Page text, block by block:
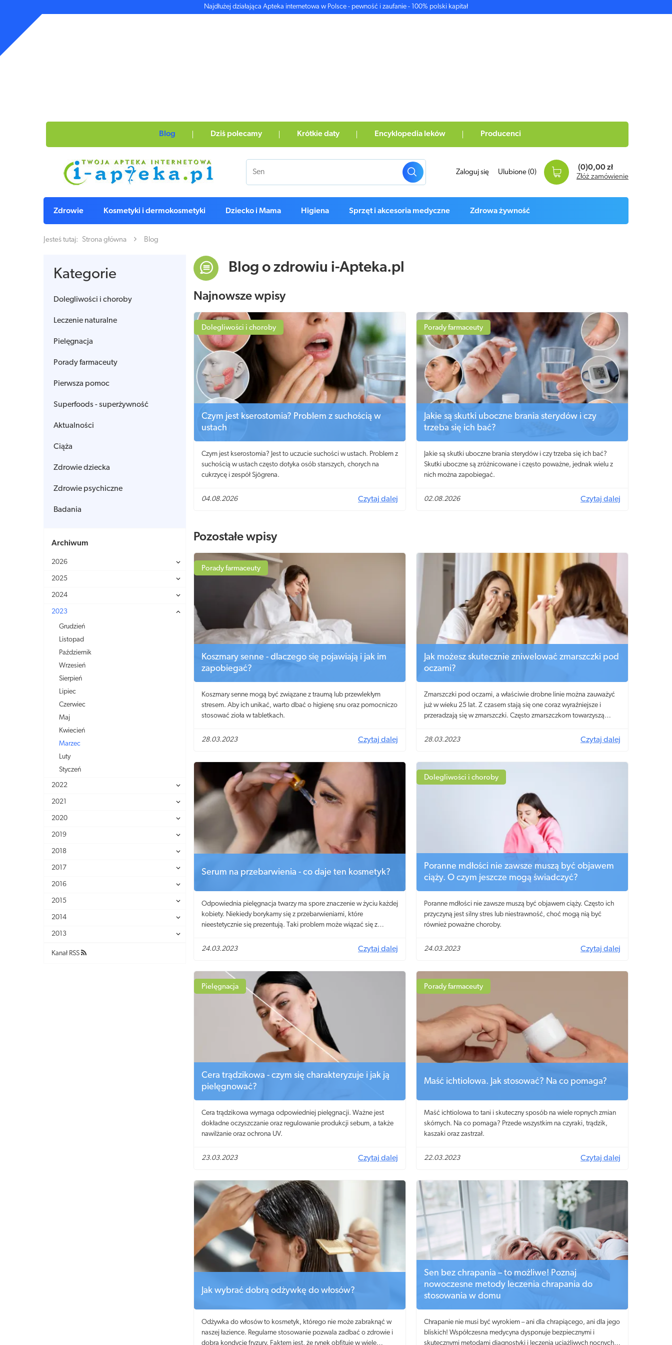
Najdłużej działająca Apteka internetowa w Polsce - pewność i zaufanie - 100% polski kapitał
Blog Dziś polecamy Krótkie daty Encyklopedia leków Producenci
Zaloguj się Ulubione (0)
(0)0,00 zł
Złóż zamówienie
Zdrowie Kosmetyki i dermokosmetyki Dziecko i Mama Higiena Sprzęt i akcesoria medyczne Zdrowa żywność
Jesteś tutaj: Strona główna Blog
Kategorie
Dolegliwości i choroby
Leczenie naturalne
Pielęgnacja
Porady farmaceuty
Pierwsza pomoc
Superfoods - superżywność
Aktualności
Ciąża
Zdrowie dziecka
Zdrowie psychiczne
Badania
Archiwum
2026
2025
2024
2023
Grudzień
Listopad
Październik
Wrzesień
Sierpień
Lipiec
Czerwiec
Maj
Kwiecień
Marzec
Luty
Styczeń
2022
2021
2020
2019
2018
2017
2016
2015
2014
2013
Kanał RSS
Blog o zdrowiu i-Apteka.pl
Najnowsze wpisy
Dolegliwości i choroby
Czym jest kserostomia? Problem z suchością w
ustach
Czym jest kserostomia? Jest to uczucie suchości w ustach. Problem z
suchością w ustach często dotyka osób starszych, chorych na
cukrzycę i zespół Sjögrena.
04.08.2026 Czytaj dalej
Porady farmaceuty
Jakie są skutki uboczne brania sterydów i czy
trzeba się ich bać?
Jakie są skutki uboczne brania sterydów i czy trzeba się ich bać?
Skutki uboczne są zróżnicowane i często poważne, jednak wielu z
nich można zapobiegać.
02.08.2026 Czytaj dalej
Pozostałe wpisy
Porady farmaceuty
Koszmary senne - dlaczego się pojawiają i jak im
zapobiegać?
Koszmary senne mogą być związane z traumą lub przewlekłym
stresem. Aby ich unikać, warto dbać o higienę snu oraz pomocniczo
stosować zioła w tabletkach.
28.03.2023 Czytaj dalej
Jak możesz skutecznie zniwelować zmarszczki pod
oczami?
Zmarszczki pod oczami, a właściwie drobne linie można zauważyć
już w wieku 25 lat. Z czasem stają się one coraz wyraźniejsze i
przeradzają się w zmarszczki. Często zmarszczkom towarzyszą
cienka i wrażliwa. Dziś podpowiemy, jak możesz skutecznie
28.03.2023 Czytaj dalej
Serum na przebarwienia - co daje ten kosmetyk?
Odpowiednia pielęgnacja twarzy ma spore znaczenie w życiu każdej
kobiety. Niekiedy borykamy się z przebarwieniami, które
nieestetycznie się prezentują. Taki problem może wiązać się z
jak zwalczać przebarwienia. Na szczęście z pomocą przychodzi
na rynku. Czym jest serum na przebarwienia?
24.03.2023 Czytaj dalej
Dolegliwości i choroby
Poranne mdłości nie zawsze muszą być objawem
ciąży. O czym jeszcze mogą świadczyć?
Poranne mdłości nie zawsze muszą być objawem ciąży. Często ich
przyczyną jest silny stres lub niestrawność, choć mogą nią być
również poważne choroby.
24.03.2023 Czytaj dalej
Pielęgnacja
Cera trądzikowa - czym się charakteryzuje i jak ją
pielęgnować?
Cera trądzikowa wymaga odpowiedniej pielęgnacji. Ważne jest
dokładne oczyszczanie oraz regulowanie produkcji sebum, a także
nawilżanie oraz ochrona UV.
23.03.2023 Czytaj dalej
Porady farmaceuty
Maść ichtiolowa. Jak stosować? Na co pomaga?
Maść ichtiolowa to tani i skuteczny sposób na wiele ropnych zmian
skórnych. Na co pomaga? Przede wszystkim na czyraki, trądzik,
kaszaki oraz zastrzał.
22.03.2023 Czytaj dalej
Jak wybrać dobrą odżywkę do włosów?
Odżywka do włosów to kosmetyk, którego nie może zabraknąć w
naszej łazience. Regularne stosowanie pozwala zadbać o zdrowie i
dobra kondycję fryzury. Faktem jest, że rynek obfituje w wiele
Sen bez chrapania – to możliwe! Poznaj
nowoczesne metody leczenia chrapania do
stosowania w domu
Chrapanie nie musi być wyrokiem – ani dla chrapiącego, ani dla jego
bliskich! Współczesna medycyna dysponuje bezpiecznymi i
skutecznymi metodami diagnostyki i leczenia uciążliwych nocnych